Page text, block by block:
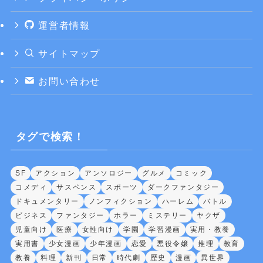
運営者情報
サイトマップ
お問い合わせ
タグで検索！
SF アクション アンソロジー グルメ
コミック
コメディ
サスペンス スポーツ
ダークファンタジー
ドキュメンタリー
ノンフィクション ハーレム
バトル
ビジネス
ファンタジー ホラー ミステリー
ヤクザ
児童向け
医療 女性向け 学園 学習漫画
実用・教養
実用書
少女漫画 少年漫画 恋愛 悪役令嬢 推理
教育
教養
料理 新刊 日常 時代劇 歴史 漫画 異世界